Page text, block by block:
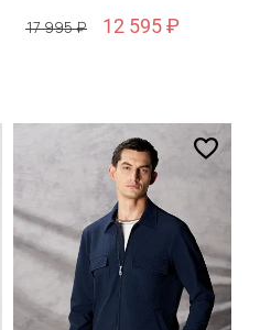
17 995 ₽
12 595 ₽